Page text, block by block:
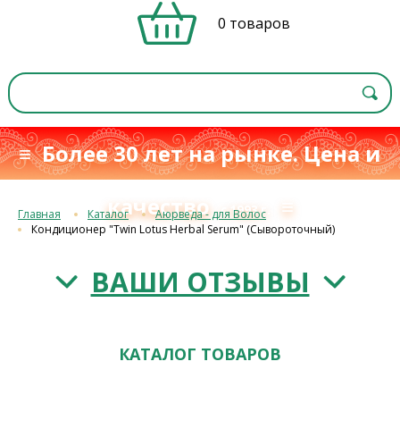
0 товаров
≡ Более 30 лет на рынке. Цена и
качествос 1993 г. ≡
Главная Каталог
Аюрведа - для Волос
Кондиционер "Twin Lotus Herbal Serum" (Сывороточный)
ВАШИ ОТЗЫВЫ
КАТАЛОГ ТОВАРОВ